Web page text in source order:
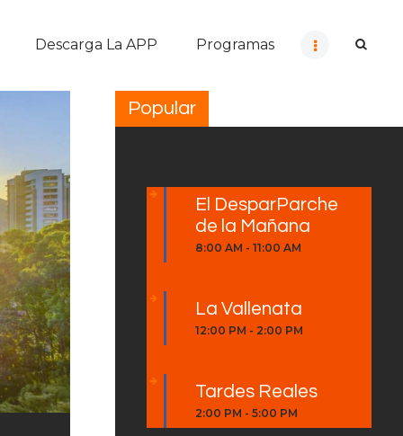
Descarga La APP Programas
Popular
El DesparParche
de la Mañana
8:00 AM -11:00 AM
La Vallenata
12:00 PM - 2:00 PM
Tardes Reales
2:00 PM -5:00 PM